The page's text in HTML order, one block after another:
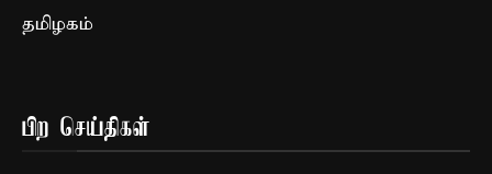
தமிழகம்
பிற செய்திகள்